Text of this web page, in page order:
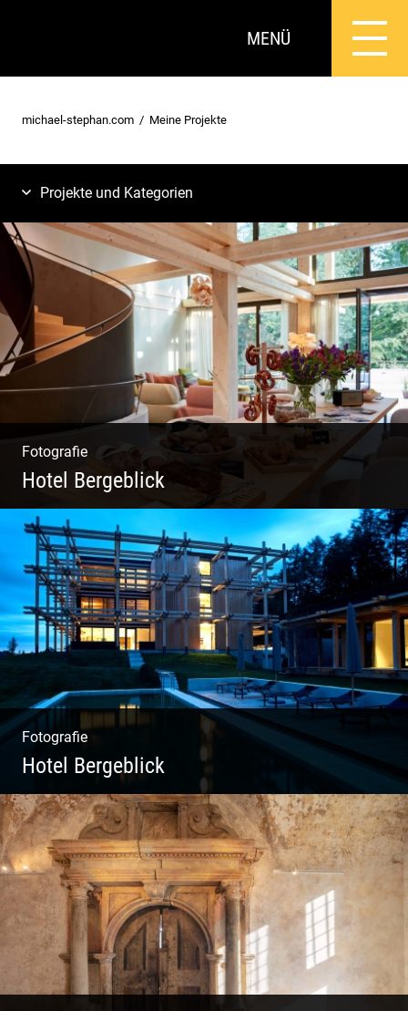
MENÜ
michael-stephan.com Meine Projekte
Projekte und Kategorien
Fotografie
Hotel Bergeblick
Zweites Shooting für das Designhotel in Bad
Tölz
Fotografie
Hotel Bergeblick
Wunderbare Architektur, außergewöhnliches
Design – eine Oase der Ruhe und
Entspannung. Ausgedehnte Fotostrecke